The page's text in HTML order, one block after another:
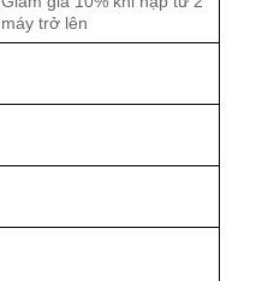
máy trở lên